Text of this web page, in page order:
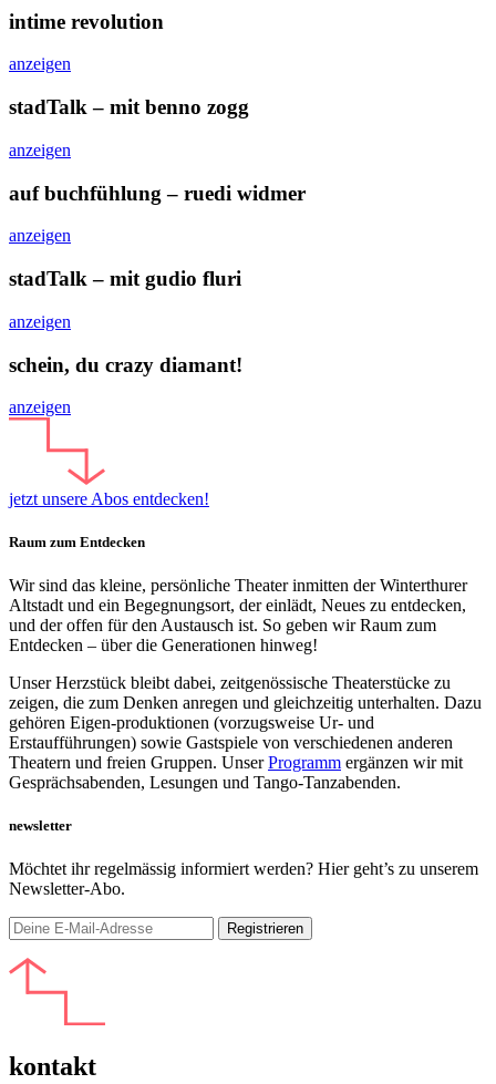
intime revolution
anzeigen
stadTalk – mit benno zogg
anzeigen
auf buchfühlung – ruedi widmer
anzeigen
stadTalk – mit gudio fluri
anzeigen
schein, du crazy diamant!
anzeigen
jetzt unsere Abos entdecken!
Raum zum Entdecken
Wir sind das kleine, persönliche Theater inmitten der Winterthurer
Altstadt und ein Begegnungsort, der einlädt, Neues zu entdecken,
und der offen für den Austausch ist. So geben wir Raum zum
Entdecken – über die Generationen hinweg!
Unser Herzstück bleibt dabei, zeitgenössische Theaterstücke zu
zeigen, die zum Denken anregen und gleichzeitig unterhalten. Dazu
gehören Eigen-produktionen (vorzugsweise Ur- und
Erstaufführungen) sowie Gastspiele von verschiedenen anderen
Theatern und freien Gruppen. UnserProgramm ergänzen wir mit
Gesprächsabenden, Lesungen und Tango-Tanzabenden.
newsletter
Möchtet ihr regelmässig informiert werden? Hier geht’s zu unserem
Newsletter-Abo.
kontakt